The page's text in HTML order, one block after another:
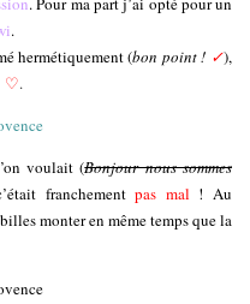
.
hermétiquement (bon point ! ✓),
♡.
voulait (Bonjour nous sommes
franchementpas mal ! Au
monter en même temps que la